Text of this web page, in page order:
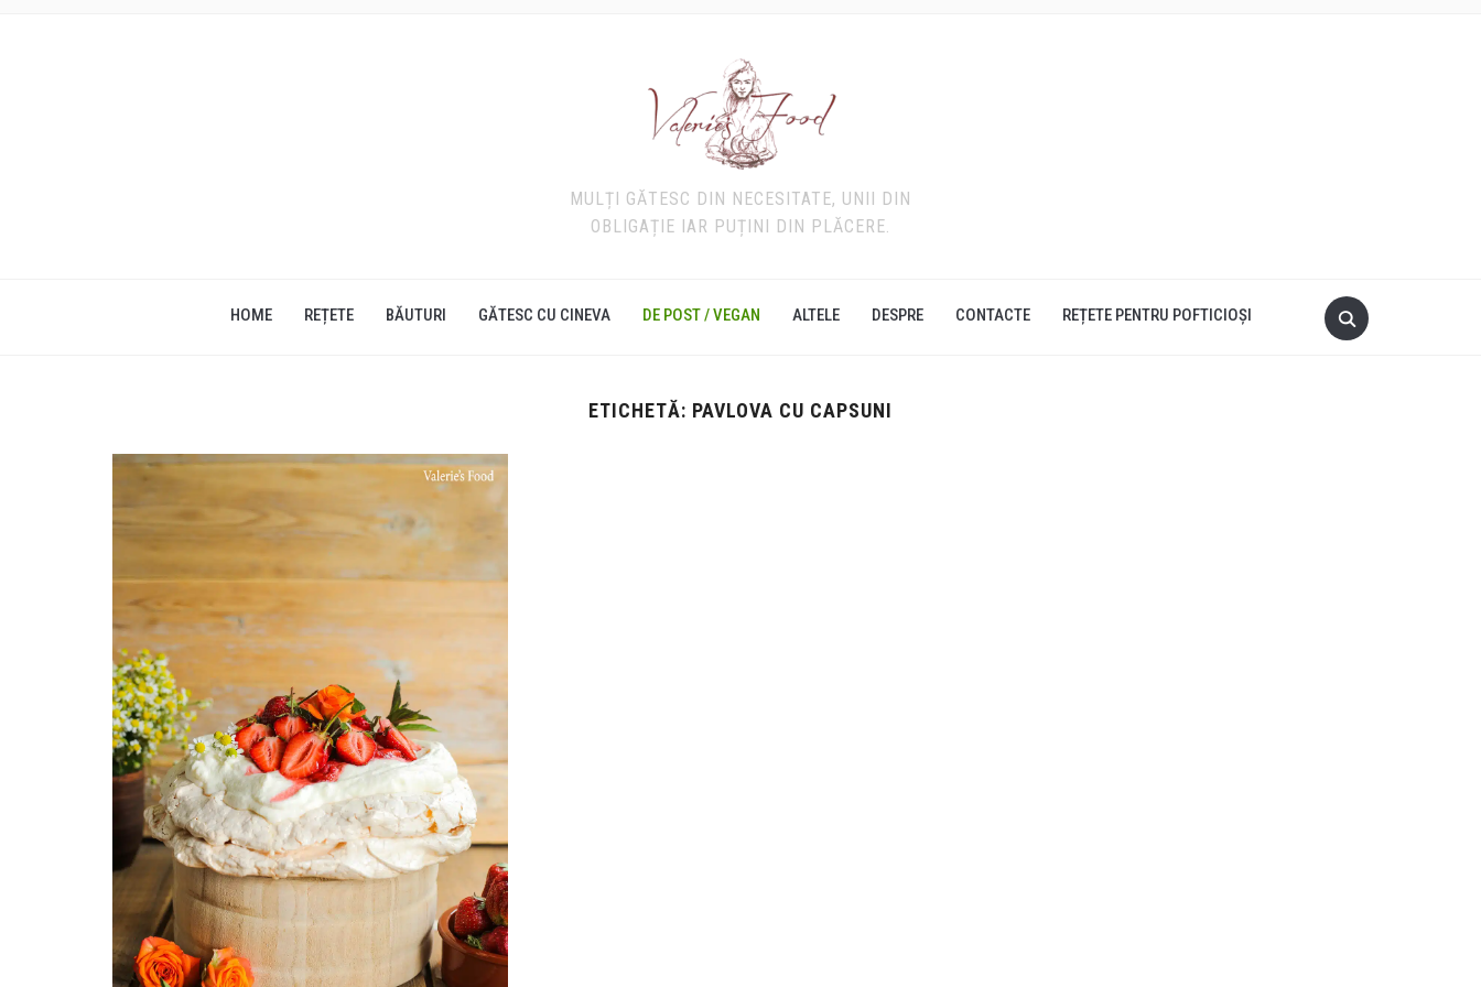
MULȚI GĂTESC DIN NECESITATE, UNII DIN
OBLIGAȚIE IAR PUȚINI DIN PLĂCERE.
HOME REȚETE BĂUTURI GĂTESC CU CINEVA DE POST / VEGAN ALTELE DESPRE CONTACTE REȚETE PENTRU POFTICIOȘI
ETICHETĂ: PAVLOVA CU CAPSUNI